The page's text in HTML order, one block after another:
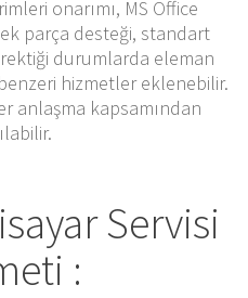
onarımı, MS Office
parça desteği, standart
durumlarda eleman
hizmetler eklenebilir.
anlaşma kapsamından
Servisi
: